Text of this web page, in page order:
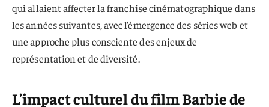
qui allaient affecter la franchise cinématographique dans
les années suivantes, avec l’émergence des séries web et
une approche plus consciente des enjeux de
représentation et de diversité.
L’impact culturel du film Barbie de